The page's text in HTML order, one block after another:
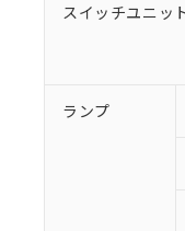
スイッチユニッ
ランプ